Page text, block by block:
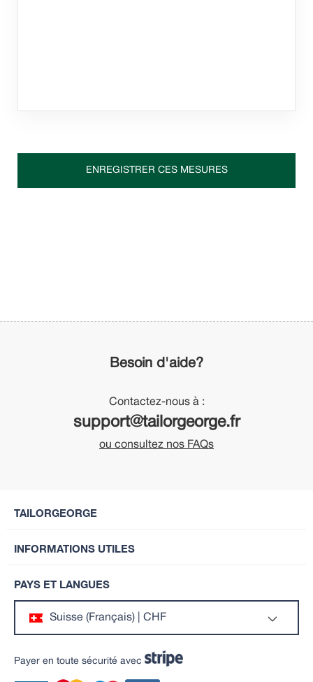
Besoin d'aide?
Contactez-nous à :
support@tailorgeorge.fr
ou consultez nos FAQs
TAILORGEORGE
INFORMATIONS UTILES
PAYS ET LANGUES
Suisse (Français) | CHF
Payer en toute sécurité avec